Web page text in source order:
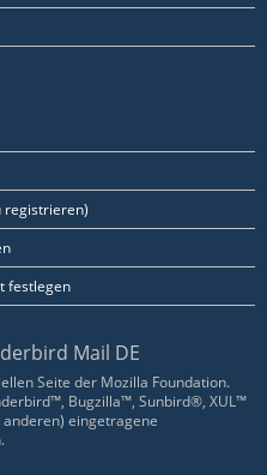
registrieren)
festlegen
Mail DE
Seite der Mozilla Foundation.
Bugzilla™, Sunbird®, XUL™
eingetragene